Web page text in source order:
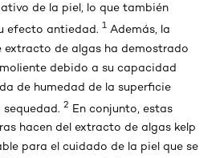
de la piel, lo que también
efecto antiedad. 1 Además, la
de algas ha demostrado
debido a su capacidad
de humedad de la superficie
2 En conjunto, estas
hacen del extracto de algas kelp
para el cuidado de la piel que se